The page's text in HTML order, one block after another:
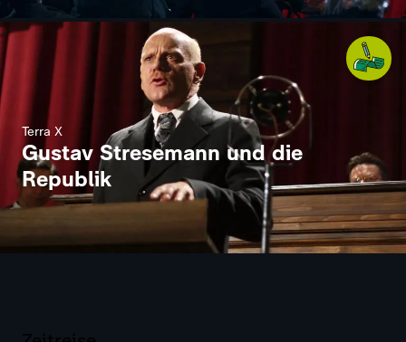
Terra X
Gustav Stresemann und die
Republik